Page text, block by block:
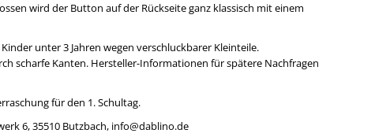
wird der Button auf der Rückseite ganz klassisch mit einem
unter 3 Jahren wegen verschluckbarer Kleinteile.
scharfe Kanten. Hersteller-Informationen für spätere Nachfragen
für den 1. Schultag.
6, 35510 Butzbach, info@dablino.de